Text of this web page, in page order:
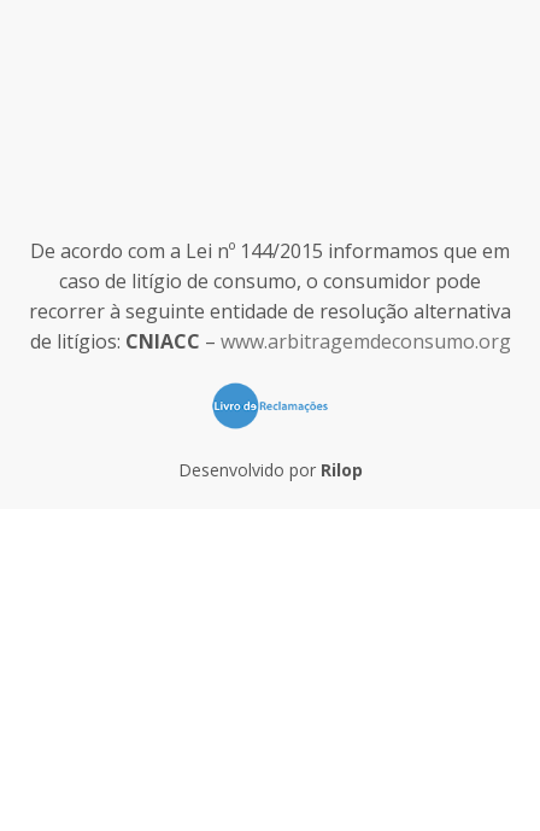
De acordo com a Lei nº 144/2015 informamos que em
caso de litígio de consumo, o consumidor pode
recorrer à seguinte entidade de resolução alternativa
de litígios: CNIACC – www.arbitragemdeconsumo.org
Desenvolvido por Rilop